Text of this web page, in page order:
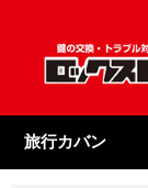
旅行カバン